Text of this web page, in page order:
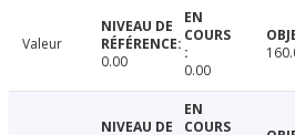
Valeur
0.00
0.00